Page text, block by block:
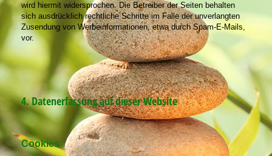
wird hiermit widersprochen. Die Betreiber der Seiten behalten
sich ausdrücklich rechtliche Schritte im Falle der unverlangten
Zusendung von Werbeinformationen, etwa durch Spam-E-Mails,
vor.
4. Datenerfassung auf dieser Website
Cookies